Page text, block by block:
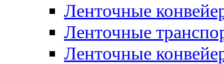
Ленточные
Ленточные
Ленточные